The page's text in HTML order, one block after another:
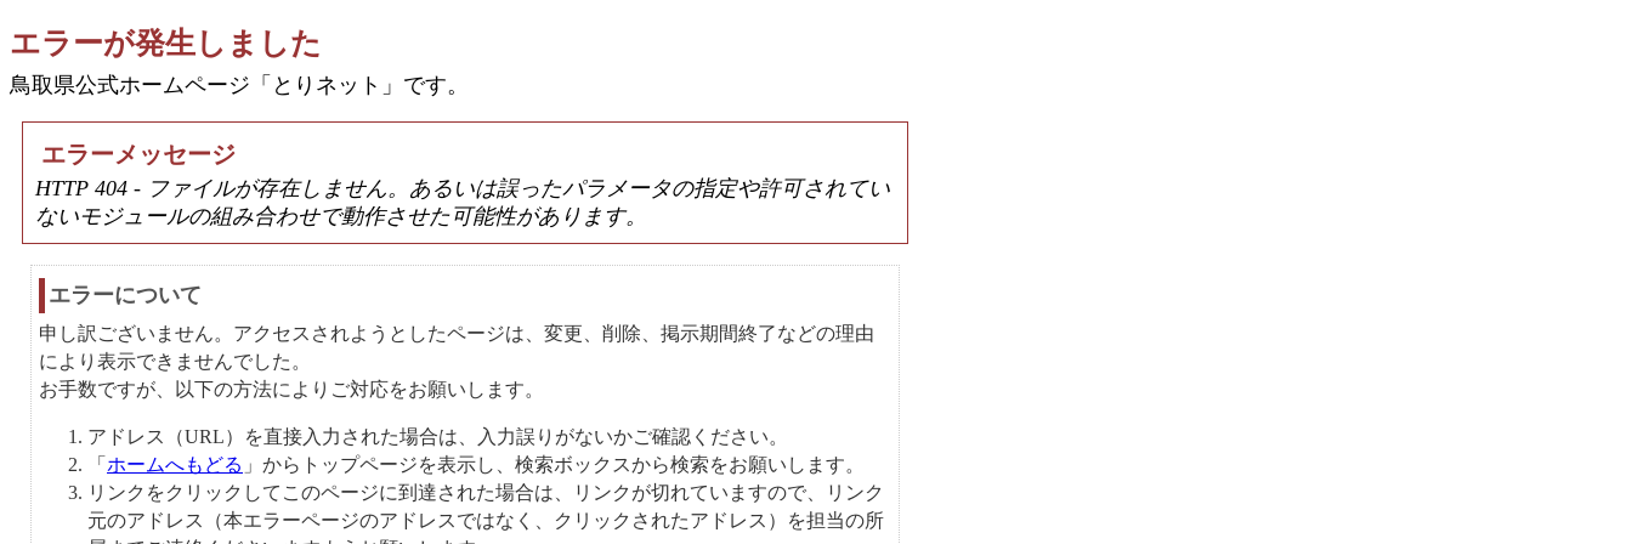
エラーが発生しました
鳥取県公式ホームページ「とりネット」です。
エラーメッセージ
HTTP 404 - ファイルが存在しません。あるいは誤ったパラメータの指定や許可されてい
ないモジュールの組み合わせで動作させた可能性があります。
エラーについて
申し訳ございません。アクセスされようとしたページは、変更、削除、掲示期間終了などの理由
により表示できませんでした。
お手数ですが、以下の方法によりご対応をお願いします。
アドレス（URL）を直接入力された場合は、入力誤りがないかご確認ください。
「 ホームへもどる 」からトップページを表示し、検索ボックスから検索をお願いします。
リンクをクリックしてこのページに到達された場合は、リンクが切れていますので、リンク
元のアドレス（本エラーページのアドレスではなく、クリックされたアドレス）を担当の所